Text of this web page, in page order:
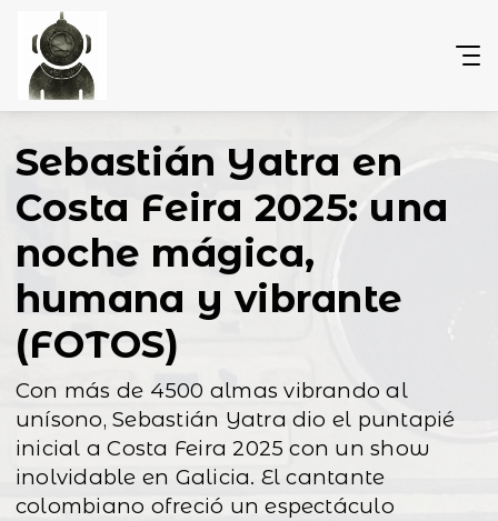
Sebastián Yatra en
Costa Feira 2025: una
noche mágica,
humana y vibrante
(FOTOS)
Con más de 4500 almas vibrando al
unísono, Sebastián Yatra dio el puntapié
inicial a Costa Feira 2025 con un show
inolvidable en Galicia. El cantante
colombiano ofreció un espectáculo